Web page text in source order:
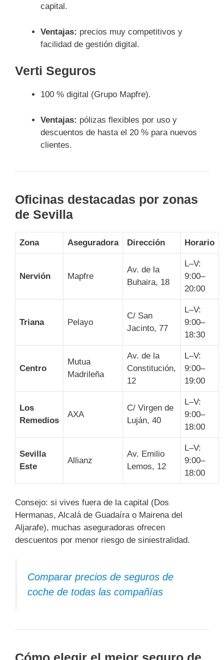
capital.
Ventajas: precios muy competitivos y
facilidad de gestión digital.
Verti Seguros
100 % digital (Grupo Mapfre).
Ventajas: pólizas flexibles por uso y
descuentos de hasta el 20 % para nuevos
clientes.
Oficinas destacadas por zonas
de Sevilla
Zona Aseguradora Dirección Horario
Nervión Mapfre
Av. de la
Buhaira, 18
L–V:
9:00–
20:00
Triana Pelayo
C/ San
Jacinto, 77
L–V:
9:00–
18:30
Centro
Mutua
Madrileña
Av. de la
Constitución,
12
L–V:
9:00–
19:00
Los
Remedios
AXA
C/ Virgen de
Luján, 40
L–V:
9:00–
18:00
Sevilla
Este
Allianz
Av. Emilio
Lemos, 12
L–V:
9:00–
18:00
Consejo: si vives fuera de la capital (Dos
Hermanas, Alcalá de Guadaíra o Mairena del
Aljarafe), muchas aseguradoras ofrecen
descuentos por menor riesgo de siniestralidad.
Comparar precios de seguros de
coche de todas las compañías